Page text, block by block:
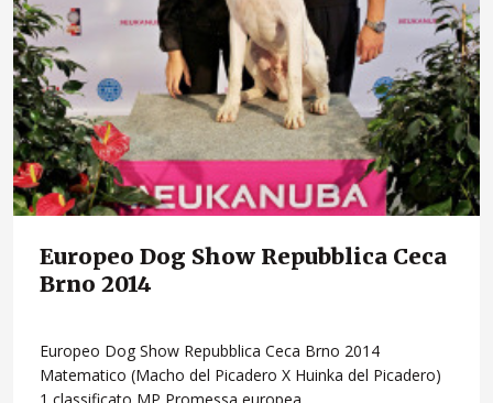
Europeo Dog Show Repubblica Ceca
Brno 2014
Europeo Dog Show Repubblica Ceca Brno 2014
Matematico (Macho del Picadero X Huinka del Picadero)